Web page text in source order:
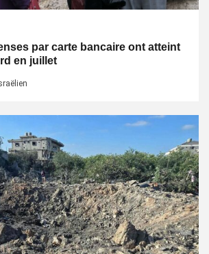
par carte bancaire ont atteint
en juillet